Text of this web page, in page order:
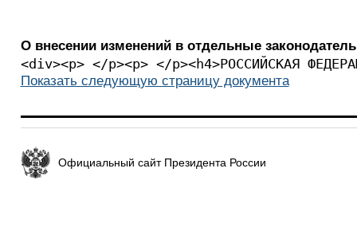
О внесении изменений в отдельные
<div><p> </p><p> </
Показать следующую страницу документа
Официальный сайт Президента России